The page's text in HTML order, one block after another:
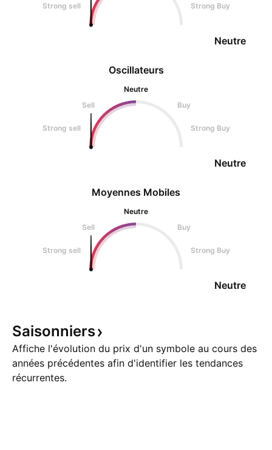
Oscillateurs
Neutre
Sell
Buy
Strong sell Strong Buy
Neutre
Strong sell Strong Buy
Neutre
Moyennes Mobiles
Neutre
Sell
Buy
Strong sell Strong Buy
Neutre
Saisonniers
Affiche l'évolution du prix d'un symbole au cours des
années précédentes afin d'identifier les tendances
récurrentes.